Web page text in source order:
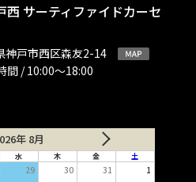
西 サーティファイドカーセ
神戸市西区森友2-14
間 / 10:00〜18:00
年 8月
水 木 金 土
29 30 31 1